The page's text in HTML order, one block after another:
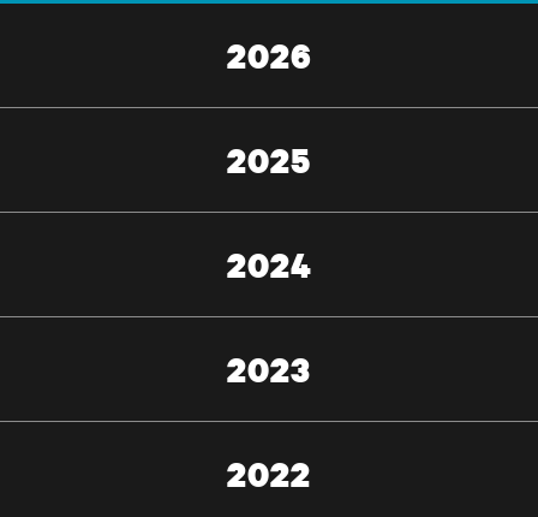
2026
2025
2024
2023
2022